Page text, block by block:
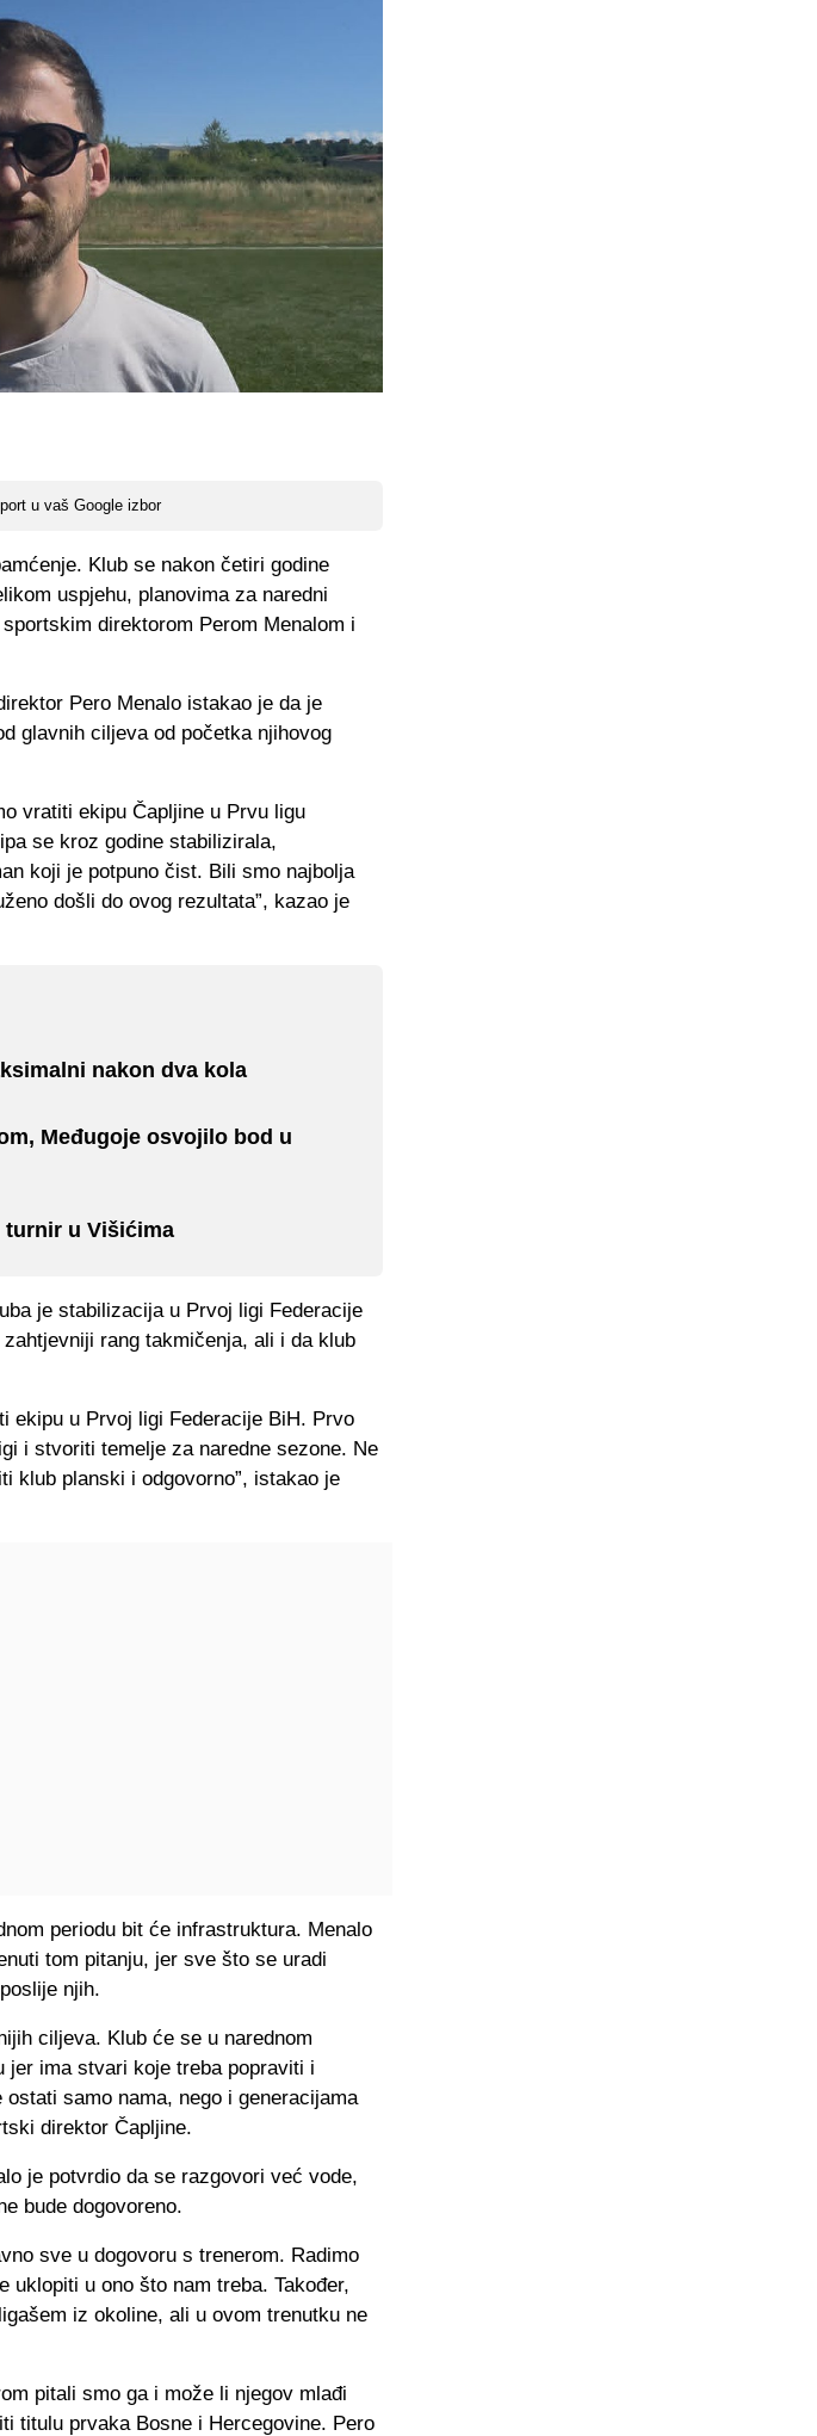
u vaš Google izbor
Klub se nakon četiri godine
uspjehu, planovima za naredni
direktorom Perom Menalom i
Pero Menalo istakao je da je
glavnih ciljeva od početka njihovog
vratiti ekipu Čapljine u Prvu ligu
se kroz godine stabilizirala,
koji je potpuno čist. Bili smo najbolja
došli do ovog rezultata”, kazao je
nakon dva kola
Međugoje osvojilo bod u
u Višićima
je stabilizacija u Prvoj ligi Federacije
rang takmičenja, ali i da klub
ekipu u Prvoj ligi Federacije BiH. Prvo
i stvoriti temelje za naredne sezone. Ne
klub planski i odgovorno”, istakao je
periodu bit će infrastruktura. Menalo
tom pitanju, jer sve što se uradi
njih.
ciljeva. Klub će se u narednom
jer ima stvari koje treba popraviti i
samo nama, nego i generacijama
direktor Čapljine.
je potvrdio da se razgovori već vode,
bude dogovoreno.
sve u dogovoru s trenerom. Radimo
u ono što nam treba. Također,
iz okoline, ali u ovom trenutku ne
pitali smo ga i može li njegov mlađi
titulu prvaka Bosne i Hercegovine. Pero